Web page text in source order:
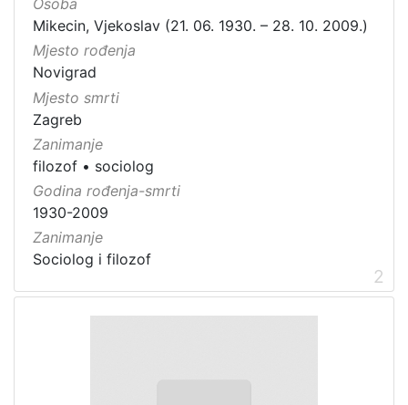
Osoba
Mikecin, Vjekoslav (21. 06. 1930. – 28. 10. 2009.)
Mjesto rođenja
Novigrad
Mjesto smrti
Zagreb
Zanimanje
filozof • sociolog
Godina rođenja-smrti
1930-2009
Zanimanje
Sociolog i filozof
2